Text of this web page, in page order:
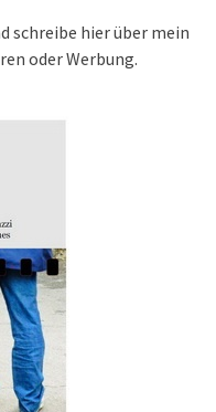
schreibe hier über mein
oder Werbung.